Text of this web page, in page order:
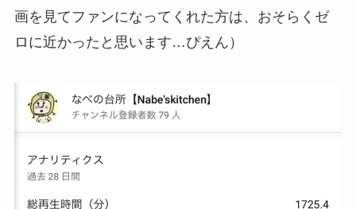
画を見てファンになってくれた方は、おそらくゼ
ロに近かったと思います…ぴえん）